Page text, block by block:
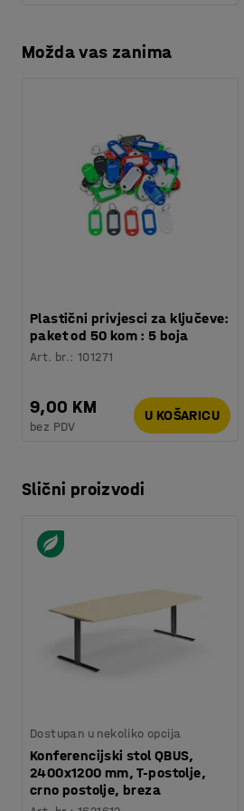
Možda vas zanima
Plastični privjesci za ključeve:
paket od 50 kom : 5 boja
Art. br.:101271
9,00 KM
bez PDV
U KOŠARICU
Slični proizvodi
Dostupan u nekoliko opcija
Konferencijski stol QBUS,
2400x1200 mm, T-postolje,
crno postolje, breza